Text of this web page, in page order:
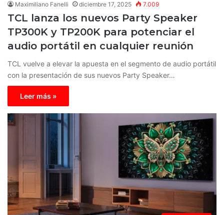
Maximiliano Fanelli diciembre 17, 2025 7.009
TCL lanza los nuevos Party Speaker
TP300K y TP200K para potenciar el
audio portátil en cualquier reunión
TCL vuelve a elevar la apuesta en el segmento de audio portátil
con la presentación de sus nuevos Party Speaker…
Leer más »